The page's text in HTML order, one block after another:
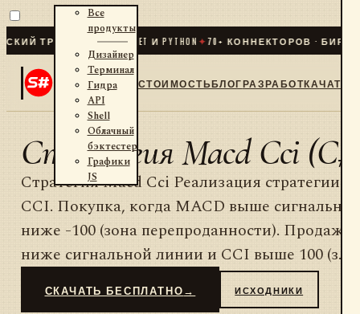
ТРЕЙДИНГ ДЛЯ .NET И PYTHON✦70+ КОННЕКТОРОВ · БИРЖИ
Все
продукты
Дизайнер
Терминал
Гидра
API
Shell
Облачный
бэктестер
Графики
JS
СТОИМОСТЬБЛОГРАЗРАБОТКАЧАТ
Стратегия Macd Cci
Стратегия Macd Cci Реализация стратегии
CCI. Покупка, когда MACD выше
ниже -100 (зона перепроданности).
ниже сигнальной линии и CCI выше 100 (з...
СКАЧАТЬ БЕСПЛАТНО → ИСХОДНИКИ